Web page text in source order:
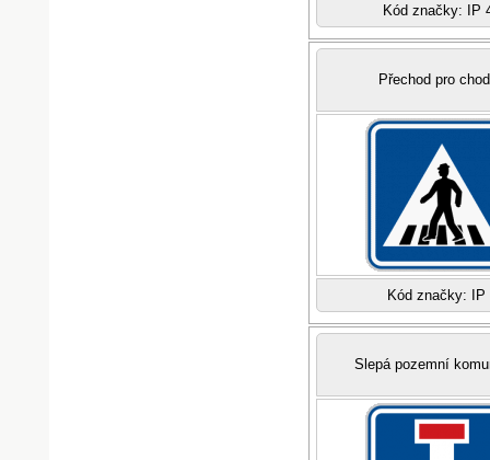
Kód značky: IP
Přechod pro
Kód značky: IP
Slepá pozemní